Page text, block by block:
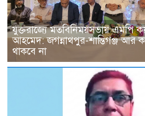
যুক্তরাজ্যে মতবিনিময়সভায় এমপি
আহমেদ: জগন্নাথপুর-শান্তিগঞ্জ আর
থাকবে না